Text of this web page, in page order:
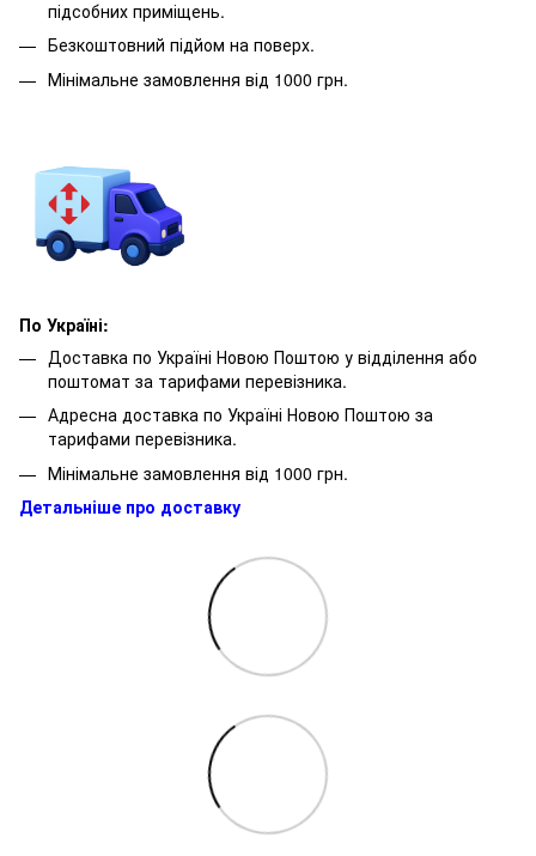
підсобних приміщень.
Безкоштовний підйом на поверх.
Мінімальне замовлення від 1000 грн.
По Україні:
Доставка по Україні Новою Поштою у відділення або
поштомат за тарифами перевізника.
Адресна доставка по Україні Новою Поштою за
тарифами перевізника.
Мінімальне замовлення від 1000 грн.
Детальніше про доставку